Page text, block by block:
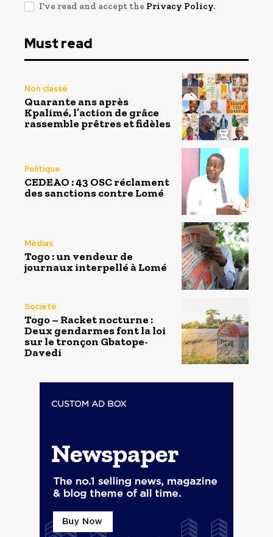
I've read and accept the Privacy Policy.
Must read
Non classé
Quarante ans après
Kpalimé, l’action de grâce
rassemble prêtres et fidèles
Politique
CEDEAO : 43 OSC réclament
des sanctions contre Lomé
Médias
Togo : un vendeur de
journaux interpellé à Lomé
Société
Togo – Racket nocturne :
Deux gendarmes font la loi
sur le tronçon Gbatope-
Davedi